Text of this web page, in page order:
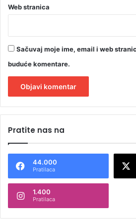
Web stranica
Sačuvaj moje ime, email i web
buduće komentare.
t
n
t
Pratite nas na
44.000
Pratilaca
1.400
Pratilaca